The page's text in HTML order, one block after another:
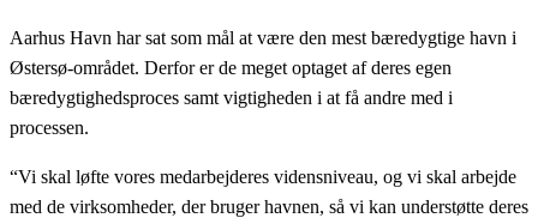
Aarhus Havn har sat som mål at være den mest bæredygtige havn i
Østersø-området. Derfor er de meget optaget af deres egen
bæredygtighedsproces samt vigtigheden i at få andre med i
processen.
“Vi skal løfte vores medarbejderes vidensniveau, og vi skal arbejde
med de virksomheder, der bruger havnen, så vi kan understøtte deres